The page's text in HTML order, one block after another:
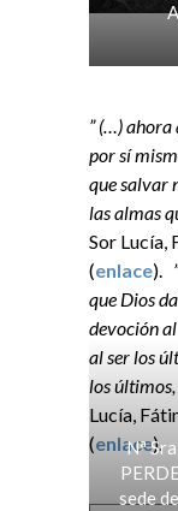
” (…) ahora
por sí
que salvar
las almas
Sor Lucía,
(enlace).
que Dios
devoción
al ser los
los últimos,
Lucía,
(enlace).
Nª
sede